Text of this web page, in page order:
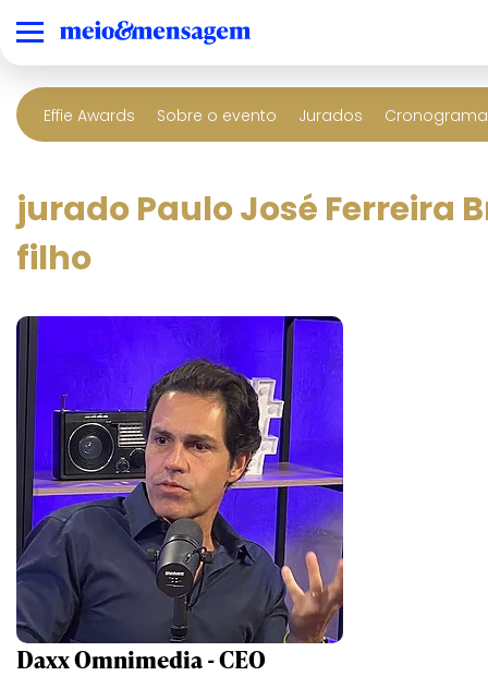
Effie Awards Sobre o evento Jurados
jurado Paulo José Ferreira
filho
Daxx Omnimedia - CEO